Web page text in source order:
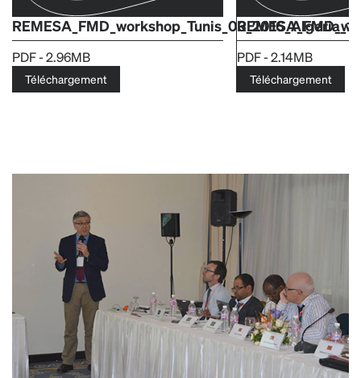
REMESA_FMD_workshop_Tunis_03_2016_Algeria_1
PDF - 2.96MB
Téléchargement
PDF - 2.14MB
Téléchargement